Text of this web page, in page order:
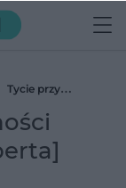
Tycie przy